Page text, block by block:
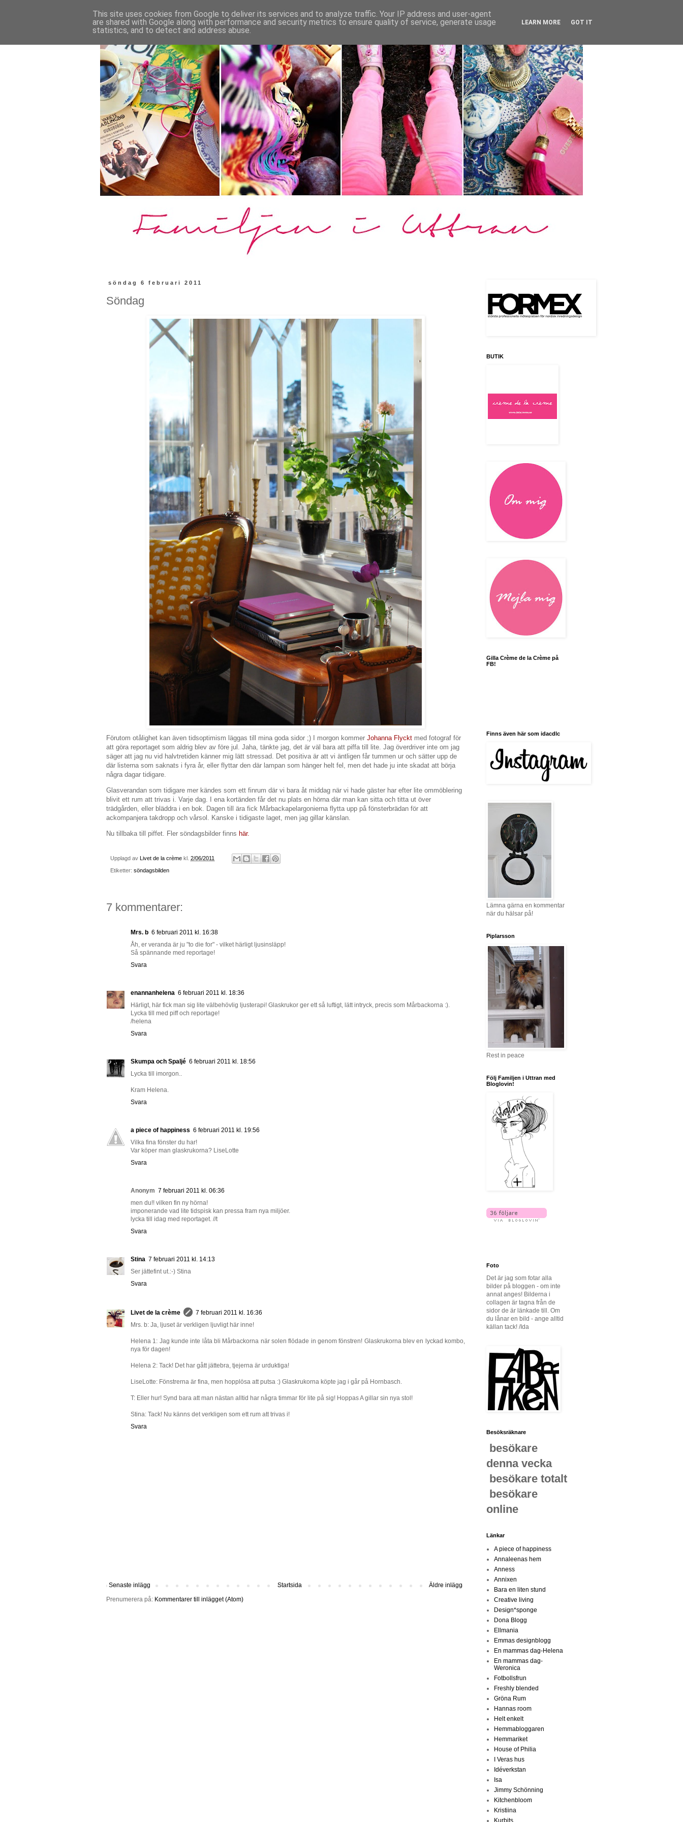
söndag 6 februari 2011
Söndag
Förutom otålighet kan även tidsoptimism läggas till mina goda sidor ;) I morgon kommer Johanna Flyckt med fotograf för
att göra reportaget som aldrig blev av före jul. Jaha, tänkte jag, det är väl bara att piffa till lite. Jag överdriver inte om jag
säger att jag nu vid halvtretiden känner mig lätt stressad. Det positiva är att vi äntligen får tummen ur och sätter upp de
där listerna som saknats i fyra år, eller flyttar den där lampan som hänger helt fel, men det hade ju inte skadat att börja
några dagar tidigare.
Glasverandan som tidigare mer kändes som ett finrum där vi bara åt middag när vi hade gäster har efter lite ommöblering
blivit ett rum att trivas i. Varje dag. I ena kortänden får det nu plats en hörna där man kan sitta och titta ut över
trädgården, eller bläddra i en bok. Dagen till ära fick Mårbackapelargonierna flytta upp på fönsterbrädan för att
ackompanjera takdropp och vårsol. Kanske i tidigaste laget, men jag gillar känslan.
Nu tillbaka till piffet. Fler söndagsbilder finns här.
Upplagd av Livet de la crème kl. 2/06/2011
Etiketter: söndagsbilden
7 kommentarer:
Mrs. b 6 februari 2011 kl. 16:38
Åh, er veranda är ju "to die for" - vilket härligt ljusinsläpp!
Så spännande med reportage!
Svara
enannanhelena 6 februari 2011 kl. 18:36
Härligt, här fick man sig lite välbehövlig ljusterapi! Glaskrukor ger ett så luftigt, lätt intryck, precis som Mårbackorna :).
Lycka till med piff och reportage!
/helena
Svara
Skumpa och Spaljé 6 februari 2011 kl. 18:56
Lycka till imorgon..
Kram Helena.
Svara
a piece of happiness 6 februari 2011 kl. 19:56
Vilka fina fönster du har!
Var köper man glaskrukorna? LiseLotte
Svara
Anonym 7 februari 2011 kl. 06:36
men du!! vilken fin ny hörna!
imponerande vad lite tidspisk kan pressa fram nya miljöer.
lycka till idag med reportaget. //t
Svara
Stina 7 februari 2011 kl. 14:13
Ser jättefint ut.:-) Stina
Svara
Livet de la crème
7 februari 2011 kl. 16:36
Mrs. b: Ja, ljuset är verkligen ljuvligt här inne!
Helena 1: Jag kunde inte låta bli Mårbackorna när solen flödade in genom fönstren! Glaskrukorna blev en lyckad kombo,
nya för dagen!
Helena 2: Tack! Det har gått jättebra, tjejerna är urduktiga!
LiseLotte: Fönstrerna är fina, men hopplösa att putsa :) Glaskrukorna köpte jag i går på Hornbasch.
T: Eller hur! Synd bara att man nästan alltid har några timmar för lite på sig! Hoppas A gillar sin nya stol!
Stina: Tack! Nu känns det verkligen som ett rum att trivas i!
Svara
Senaste inlägg Äldre inlägg
Startsida
Prenumerera på: Kommentarer till inlägget (Atom)
BUTIK
Gilla Crème de la Crème på
FB!
Finns även här som idacdlc
Lämna gärna en kommentar
när du hälsar på!
Piplarsson
Rest in peace
Följ Familjen i Uttran med
Bloglovin!
Foto
Det är jag som fotar alla
bilder på bloggen - om inte
annat anges! Bilderna i
collagen är tagna från de
sidor de är länkade till. Om
du lånar en bild - ange alltid
källan tack! /Ida
Besöksräknare
besökare
denna vecka
besökare totalt
besökare
online
Länkar
A piece of happiness
Annaleenas hem
Anness
Annixen
Bara en liten stund
Creative living
Design*sponge
Dona Blogg
Ellmania
Emmas designblogg
En mammas dag-Helena
En mammas dag-
Weronica
Fotbollsfrun
Freshly blended
Gröna Rum
Hannas room
Helt enkelt
Hemmabloggaren
Hemmariket
House of Philia
I Veras hus
Idéverkstan
Isa
Jimmy Schönning
Kitchenbloom
Kristiina
Kurbits
This site uses cookies from Google to deliver its services and to analyze traffic. Your IP address and user-agent
are shared with Google along with performance and security metrics to ensure quality of service, generate usage
statistics, and to detect and address abuse.
LEARN MORE GOT IT